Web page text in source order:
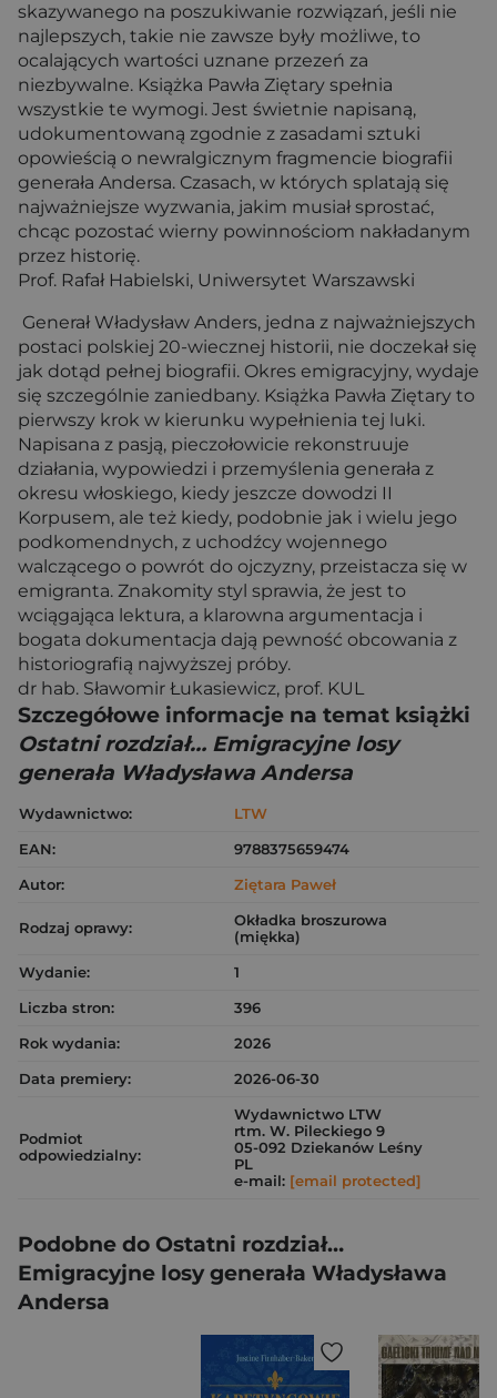
skazywanego na poszukiwanie rozwiązań, jeśli nie
najlepszych, takie nie zawsze były możliwe, to
ocalających wartości uznane przezeń za
niezbywalne. Książka Pawła Ziętary spełnia
wszystkie te wymogi. Jest świetnie napisaną,
udokumentowaną zgodnie z zasadami sztuki
opowieścią o newralgicznym fragmencie biografii
generała Andersa. Czasach, w których splatają się
najważniejsze wyzwania, jakim musiał sprostać,
chcąc pozostać wierny powinnościom nakładanym
przez historię.
Prof. Rafał Habielski, Uniwersytet Warszawski
Generał Władysław Anders, jedna z najważniejszych
postaci polskiej 20-wiecznej historii, nie doczekał się
jak dotąd pełnej biografii. Okres emigracyjny, wydaje
się szczególnie zaniedbany. Książka Pawła Ziętary to
pierwszy krok w kierunku wypełnienia tej luki.
Napisana z pasją, pieczołowicie rekonstruuje
działania, wypowiedzi i przemyślenia generała z
okresu włoskiego, kiedy jeszcze dowodzi II
Korpusem, ale też kiedy, podobnie jak i wielu jego
podkomendnych, z uchodźcy wojennego
walczącego o powrót do ojczyzny, przeistacza się w
emigranta. Znakomity styl sprawia, że jest to
wciągająca lektura, a klarowna argumentacja i
bogata dokumentacja dają pewność obcowania z
historiografią najwyższej próby.
dr hab. Sławomir Łukasiewicz, prof. KUL
Szczegółowe informacje na temat książki
Ostatni rozdział… Emigracyjne losy
generała Władysława Andersa
Wydawnictwo:
LTW
EAN:
9788375659474
Autor:
Ziętara Paweł
Rodzaj oprawy:
Okładka broszurowa
(miękka)
Wydanie:
1
Liczba stron:
396
Rok wydania:
2026
Data premiery:
2026-06-30
Podmiot
odpowiedzialny:
Wydawnictwo LTW
rtm. W. Pileckiego 9
05-092 Dziekanów Leśny
PL
e-mail: [email protected]
Podobne do Ostatni rozdział…
Emigracyjne losy generała Władysława
Andersa